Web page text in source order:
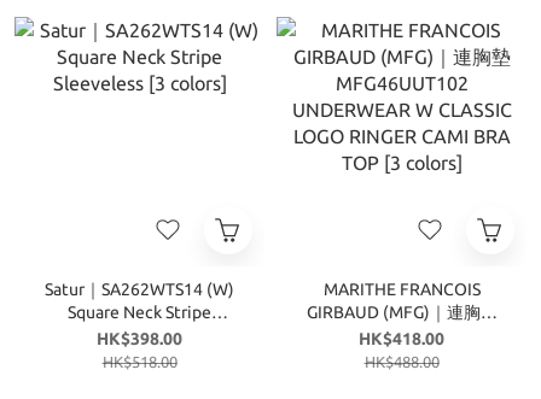
Satur｜SA262WTS14 (W)
Square Neck Stripe
Sleeveless [3 colors]
HK$398.00
HK$518.00
MARITHE FRANCOIS
GIRBAUD (MFG)｜連胸墊
MFG46UUT102
UNDERWEAR W CLASSIC
HK$418.00
HK$488.00